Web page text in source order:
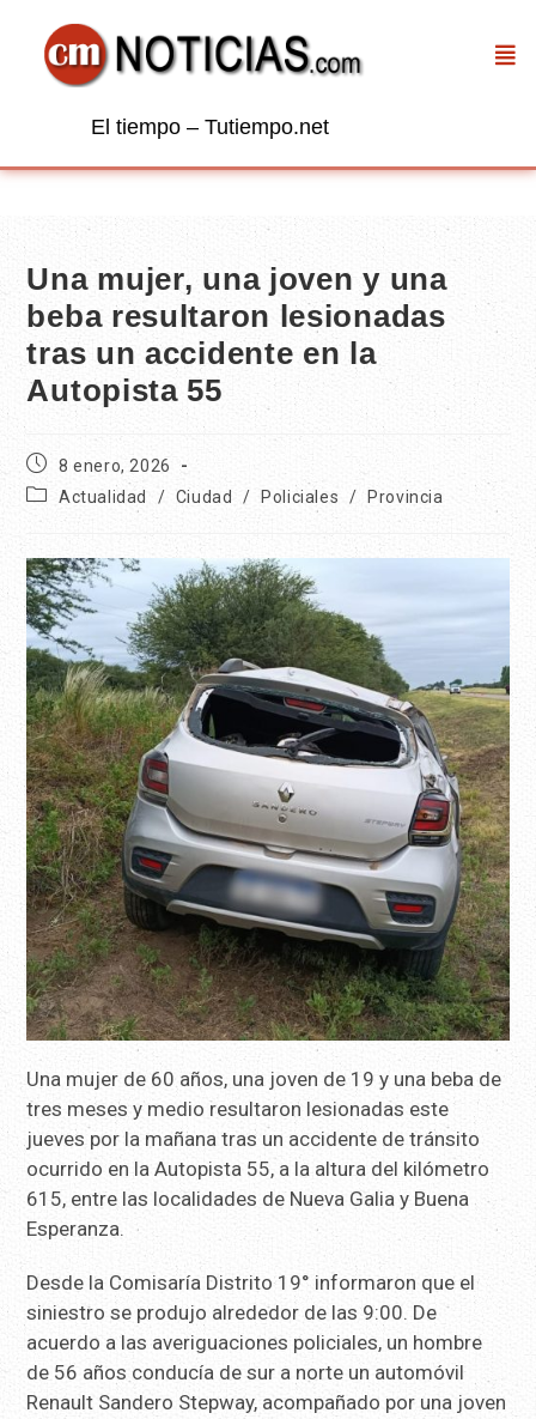
El tiempo – Tutiempo.net
Una mujer, una joven y una
beba resultaron lesionadas
tras un accidente en la
Autopista 55
8 enero, 2026
Actualidad
/ Ciudad / Policiales / Provincia
Una mujer de 60 años, una joven de 19 y una beba de
tres meses y medio resultaron lesionadas este
jueves por la mañana tras un accidente de tránsito
ocurrido en la Autopista 55, a la altura del kilómetro
615, entre las localidades de Nueva Galia y Buena
Esperanza.
Desde la Comisaría Distrito 19° informaron que el
siniestro se produjo alrededor de las 9:00. De
acuerdo a las averiguaciones policiales, un hombre
de 56 años conducía de sur a norte un automóvil
Renault Sandero Stepway, acompañado por una joven